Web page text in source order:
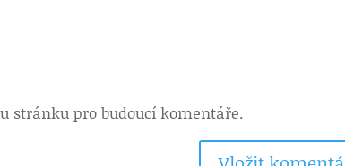
stránku pro budoucí komentáře.